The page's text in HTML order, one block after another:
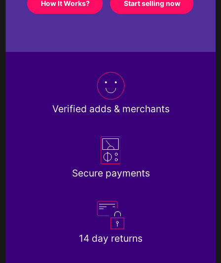
How It Works? Start selling now
Verified adds & merchants
Secure payments
14 day returns